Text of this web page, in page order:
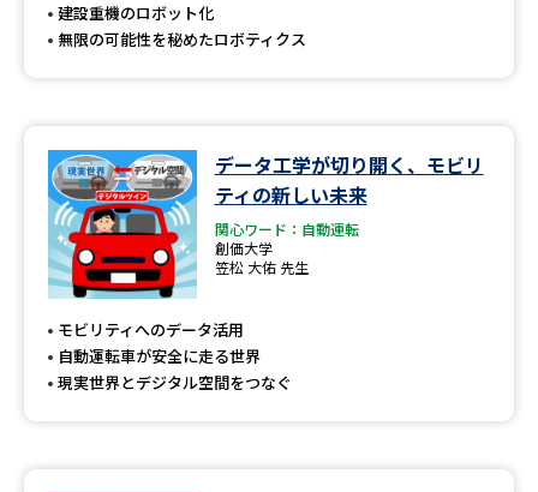
建設重機のロボット化
無限の可能性を秘めたロボティクス
データ工学が切り開く、モビリ
ティの新しい未来
関心ワード：自動運転
創価大学
笠松 大佑 先生
モビリティへのデータ活用
自動運転車が安全に走る世界
現実世界とデジタル空間をつなぐ